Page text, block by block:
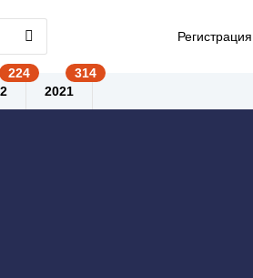
Регистрация
2021